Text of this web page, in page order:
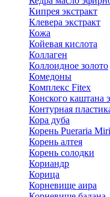
Кипрея экстракт
Клевера экстракт
Кожа
Койевая кислота
Коллаген
Коллоидное золото
Комедоны
Комплекс Fitex
Конского каштана
Контурная
Кора дуба
Корень Pueraria
Корень алтея
Корень солодки
Кориандр
Корица
Корневище аира